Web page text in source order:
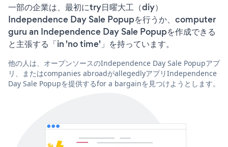
一部の企業は、最初にtry日曜大工（diy）
Independence Day Sale Popupを行うか、computer
guru an Independence Day Sale Popupを作成できる
と主張する「in 'no time'」を持っています。
他の人は、オープンソースのIndependence Day Sale Popupアプ
リ、またはcompanies abroadがallegedlyアプリIndependence
Day Sale Popupを提供するfor a bargainを見つけようとします。